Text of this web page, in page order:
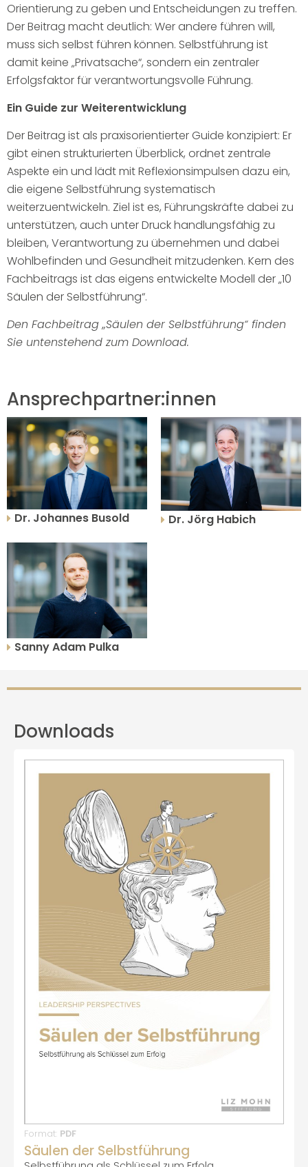
Orientierung zu geben und Entscheidungen zu treffen.
Der Beitrag macht deutlich: Wer andere führen will,
muss sich selbst führen können. Selbstführung ist
damit keine „Privatsache“, sondern ein zentraler
Erfolgsfaktor für verantwortungsvolle Führung.
Ein Guide zur Weiterentwicklung
Der Beitrag ist als praxisorientierter Guide konzipiert: Er
gibt einen strukturierten Überblick, ordnet zentrale
Aspekte ein und lädt mit Reflexionsimpulsen dazu ein,
die eigene Selbstführung systematisch
weiterzuentwickeln. Ziel ist es, Führungskräfte dabei zu
unterstützen, auch unter Druck handlungsfähig zu
bleiben, Verantwortung zu übernehmen und dabei
Wohlbefinden und Gesundheit mitzudenken. Kern des
Fachbeitrags ist das eigens entwickelte Modell der „10
Säulen der Selbstführung“.
Den Fachbeitrag „Säulen der Selbstführung“ finden
Sie untenstehend zum Download.
Ansprechpartner:innen
Dr. Johannes Busold Dr. Jörg Habich
Sanny Adam Pulka
Downloads
Format: PDF
Säulen der Selbstführung